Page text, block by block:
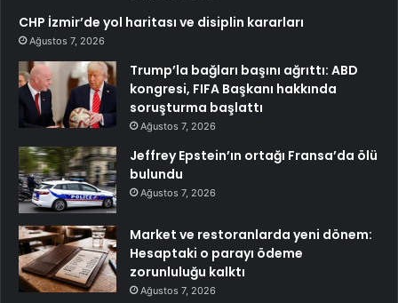
CHP İzmir’de yol haritası ve disiplin kararları
Ağustos 7, 2026
Trump’la bağları başını ağrıttı: ABD
kongresi, FIFA Başkanı hakkında
soruşturma başlattı
Ağustos 7, 2026
Jeffrey Epstein’ın ortağı Fransa’da ölü
bulundu
Ağustos 7, 2026
Market ve restoranlarda yeni dönem:
Hesaptaki o parayı ödeme
zorunluluğu kalktı
Ağustos 7, 2026